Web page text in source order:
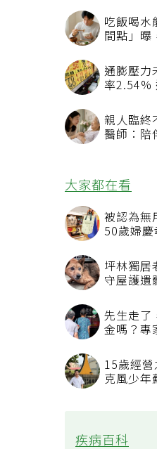
吃飯喝水
間點」曝
通膨壓力
率2.54%
親人臨終
醫師：陪
大家都在看
被認為無
50歲婦
坪林獨居
守屋護遺
先生走了
金嗎？專
15歲經
克風少年
疾病百科